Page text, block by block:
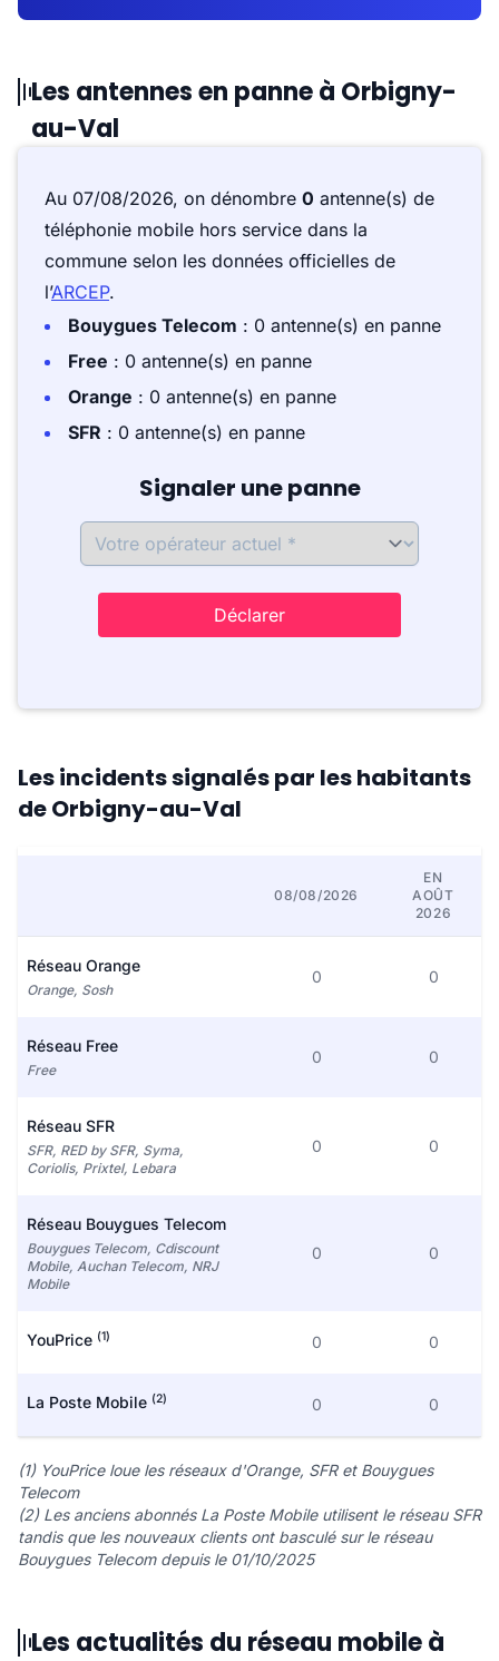
Les antennes en panne à Orbigny-
au-Val
Au 07/08/2026, on dénombre 0 antenne(s) de
téléphonie mobile hors service dans la
commune selon les données officielles de
l’ARCEP.
Bouygues Telecom : 0 antenne(s) en panne
Free : 0 antenne(s) en panne
Orange : 0 antenne(s) en panne
SFR : 0 antenne(s) en panne
Signaler une panne
Déclarer
Les incidents signalés par les habitants
de Orbigny-au-Val
08/08/2026
EN
AOÛT
2026
Réseau Orange
Orange, Sosh
0 0
Réseau Free
Free
0 0
Réseau SFR
SFR, RED by SFR, Syma,
Coriolis, Prixtel, Lebara
0 0
Réseau Bouygues Telecom
Bouygues Telecom, Cdiscount
Mobile, Auchan Telecom, NRJ
Mobile
0 0
YouPrice (1) 0 0
La Poste Mobile (2) 0 0
(1) YouPrice loue les réseaux d'Orange, SFR et Bouygues
Telecom
(2) Les anciens abonnés La Poste Mobile utilisent le réseau SFR
tandis que les nouveaux clients ont basculé sur le réseau
Bouygues Telecom depuis le 01/10/2025
Les actualités du réseau mobile à